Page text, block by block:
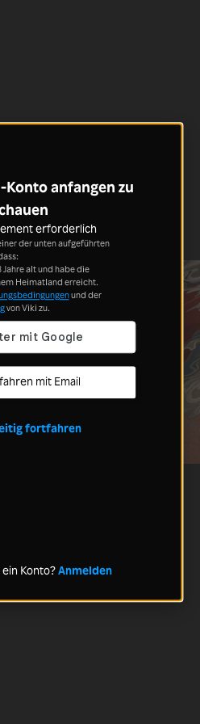
Konto anfangen zu
erforderlich
der unten aufgeführten
Jahre alt und habe die
Heimatland erreicht.
und der
von Viki zu.
mit Email
fortfahren
Konto?Anmelden